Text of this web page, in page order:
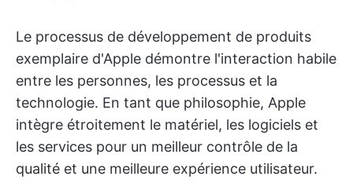
Le processus de développement de produits
exemplaire d'Apple démontre l'interaction habile
entre les personnes, les processus et la
technologie. En tant que philosophie, Apple
intègre étroitement le matériel, les logiciels et
les services pour un meilleur contrôle de la
qualité et une meilleure expérience utilisateur.